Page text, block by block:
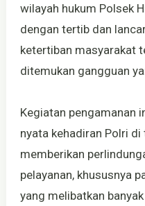
wilayah hukum Polsek
dengan tertib dan
ketertiban masyarakat
ditemukan gangguan
Kegiatan pengamanan
nyata kehadiran Polri
memberikan
pelayanan, khususnya
yang melibatkan